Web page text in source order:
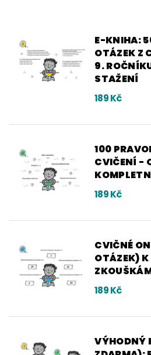
E-KNIHA:
OTÁZEK Z
9.
STAŽENÍ
189 Kč
100
CVIČENÍ -
189 Kč
CVIČNÉ
OTÁZEK)
189 Kč
VÝHODNÝ